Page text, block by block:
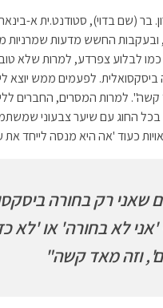
(שם בדוי), סטודנט.ית א-
ובעקבות החשש מדעות שמרניות
לבלוע צפרדע, למרות שלא
לפעמים ממש יוצא
קשה". למרות המסרים, החברים
החוג עם שיער צבעוני
כעוד 'אה היא מנסה לייחד
שאני רק בחורה
לא בחורה' או 'לא
וזה מאד קשה"